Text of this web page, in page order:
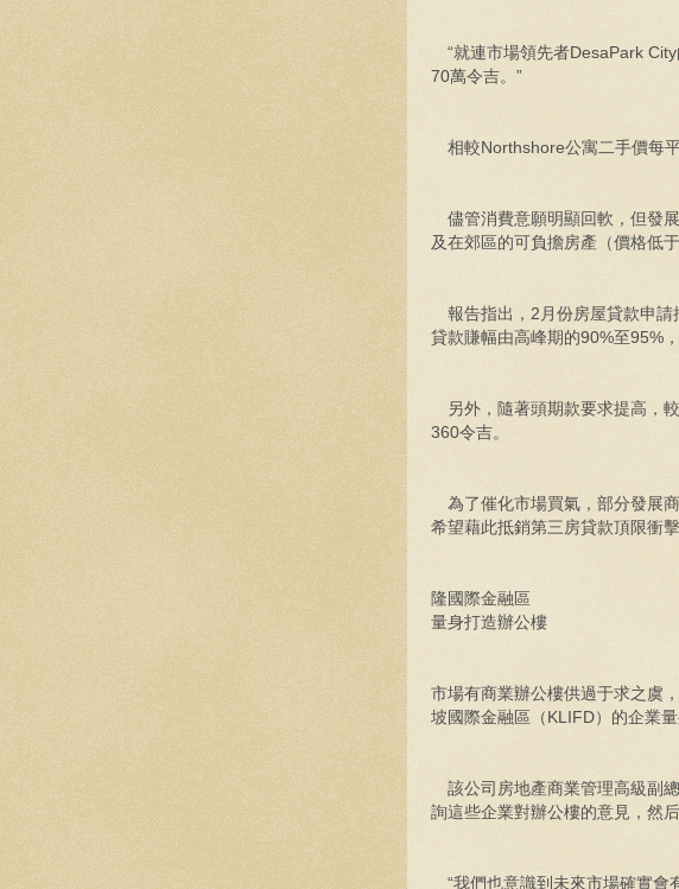
“就連市場領先者DesaPark
70萬令吉。”
相較Northshore公寓二手價每
儘管消費意願明顯回軟，但發
及在郊區的可負擔房產（價格低
報告指出，2月份房屋貸款申請
貸款賺幅由高峰期的90%至95%
另外，隨著頭期款要求提高，
360令吉。
為了催化市場買氣，部分發展
希望藉此抵銷第三房貸款頂限衝擊
隆國際金融區
量身打造辦公樓
市場有商業辦公樓供過于求之虞
坡國際金融區（KLIFD）的企業
該公司房地產商業管理高級副
詢這些企業對辦公樓的意見，然
“我們也意識到未來市場確實會